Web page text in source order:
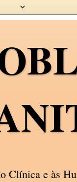
Clínica e às